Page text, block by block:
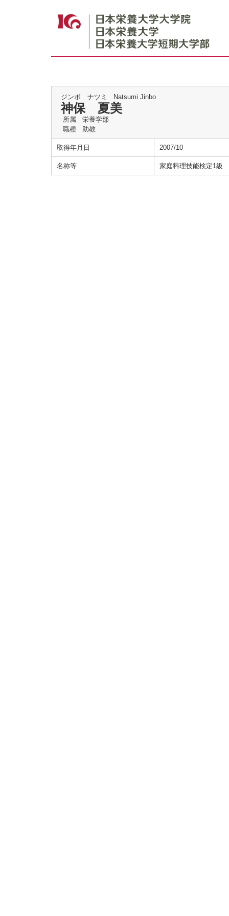
ジンボ ナツミ Natsumi Jinbo
神保 夏美
所属
栄養学部
職種
助教
取得年月日 2007/10
名称等 家庭料理技能検定1級